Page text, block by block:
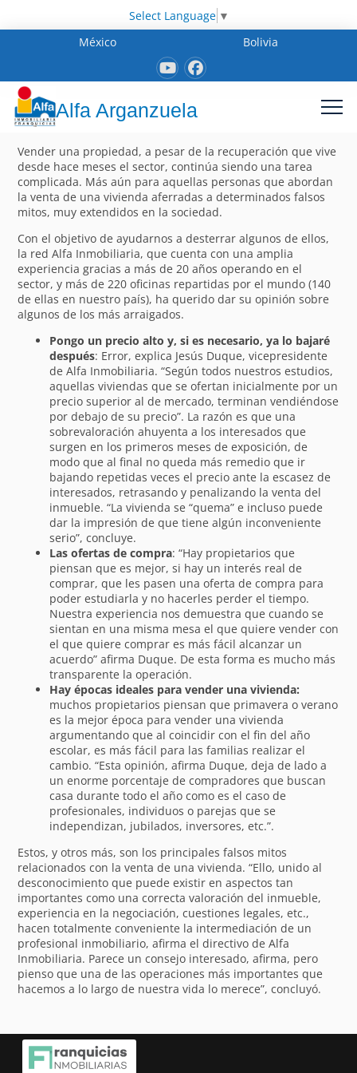
Select Language ▼
México
Bolivia
Alfa Arganzuela
Vender una propiedad, a pesar de la recuperación que vive
desde hace meses el sector, continúa siendo una tarea
complicada. Más aún para aquellas personas que abordan
la venta de una vivienda aferradas a determinados falsos
mitos, muy extendidos en la sociedad.
Con el objetivo de ayudarnos a desterrar algunos de ellos,
la red Alfa Inmobiliaria, que cuenta con una amplia
experiencia gracias a más de 20 años operando en el
sector, y más de 220 oficinas repartidas por el mundo (140
de ellas en nuestro país), ha querido dar su opinión sobre
algunos de los más arraigados.
Pongo un precio alto y, si es necesario, ya lo bajaré
después: Error, explica Jesús Duque, vicepresidente
de Alfa Inmobiliaria. “Según todos nuestros estudios,
aquellas viviendas que se ofertan inicialmente por un
precio superior al de mercado, terminan vendiéndose
por debajo de su precio”. La razón es que una
sobrevaloración ahuyenta a los interesados que
surgen en los primeros meses de exposición, de
modo que al final no queda más remedio que ir
bajando repetidas veces el precio ante la escasez de
interesados, retrasando y penalizando la venta del
inmueble. “La vivienda se “quema” e incluso puede
dar la impresión de que tiene algún inconveniente
serio”, concluye.
Las ofertas de compra: “Hay propietarios que
piensan que es mejor, si hay un interés real de
comprar, que les pasen una oferta de compra para
poder estudiarla y no hacerles perder el tiempo.
Nuestra experiencia nos demuestra que cuando se
sientan en una misma mesa el que quiere vender con
el que quiere comprar es más fácil alcanzar un
acuerdo” afirma Duque. De esta forma es mucho más
transparente la operación.
Hay épocas ideales para vender una vivienda:
muchos propietarios piensan que primavera o verano
es la mejor época para vender una vivienda
argumentando que al coincidir con el fin del año
escolar, es más fácil para las familias realizar el
cambio. “Esta opinión, afirma Duque, deja de lado a
un enorme porcentaje de compradores que buscan
casa durante todo el año como es el caso de
profesionales, individuos o parejas que se
independizan, jubilados, inversores, etc.”.
Estos, y otros más, son los principales falsos mitos
relacionados con la venta de una vivienda. “Ello, unido al
desconocimiento que puede existir en aspectos tan
importantes como una correcta valoración del inmueble,
experiencia en la negociación, cuestiones legales, etc.,
hacen totalmente conveniente la intermediación de un
profesional inmobiliario, afirma el directivo de Alfa
Inmobiliaria. Parece un consejo interesado, afirma, pero
pienso que una de las operaciones más importantes que
hacemos a lo largo de nuestra vida lo merece”, concluyó.